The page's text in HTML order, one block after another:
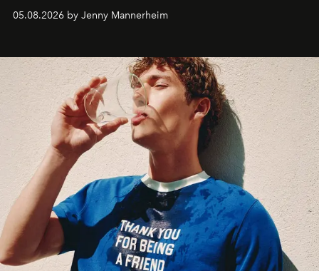
codes de la parfumerie contemporaine en proposant
une approche aussi intuitive que personnelle :
05.08.2026 by Jenny Mannerheim